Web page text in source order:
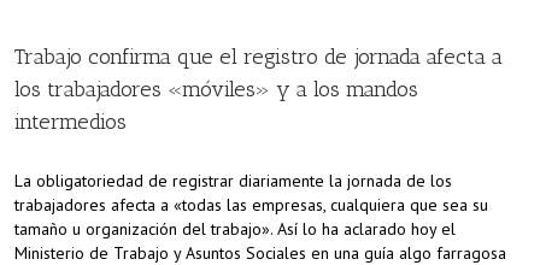
Trabajo confirma que el registro de jornada afecta a
los trabajadores «móviles» y a los mandos
intermedios
La obligatoriedad de registrar diariamente la jornada de los
trabajadores afecta a «todas las empresas, cualquiera que sea su
tamaño u organización del trabajo». Así lo ha aclarado hoy el
Ministerio de Trabajo y Asuntos Sociales en una guía algo farragosa